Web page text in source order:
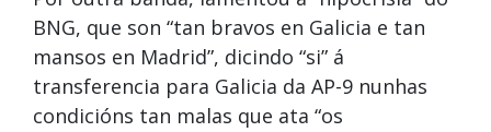
BNG, que son “tan bravos en Galicia e tan
mansos en Madrid”, dicindo “si” á
transferencia para Galicia da AP-9 nunhas
condicións tan malas que ata “os